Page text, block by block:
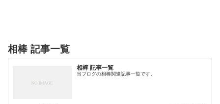
相棒 記事一覧
相棒 記事一覧
当ブログの相棒関連記事一覧です。